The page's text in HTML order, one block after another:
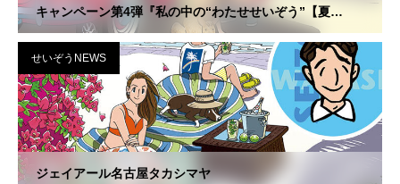
キャンペーン第4弾『私の中の“わたせせいぞう”【夏
編】』
せいぞうNEWS
ジェイアール名古屋タカシマヤ